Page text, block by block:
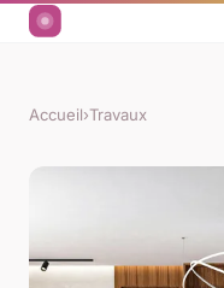
Accueil›Travaux